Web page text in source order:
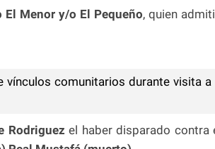
Menor y/o El Pequeño, quien
vínculos comunitarios durante visita a
Rodriguez el haber disparado contra